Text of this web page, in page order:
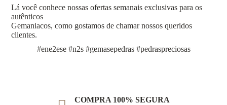
Lá você conhece nossas ofertas semanais exclusivas para os
autênticos
Gemaniacos, como gostamos de chamar nossos queridos
clientes.
#ene2ese #n2s #gemasepedras #pedraspreciosas
COMPRA 100% SEGURA